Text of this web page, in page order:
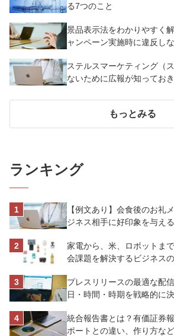
る7つのこと
景品表示法をわかりやすく
ャンペーン実施時に違反し
ステルスマーケティング（
ないために広報が知ってお
もっとみる
ランキング
【例文あり】会食後のお礼
ジネス相手に好印象を与え
家電から、米、ロボットま
会課題を解決するビジネス
プレスリリースの最適な配
日・時間・時期を戦略的に
統合報告書とは？有価証券
ポートとの違い、作り方な